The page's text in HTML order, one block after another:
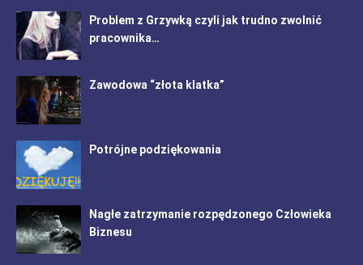
Problem z Grzywką czyli jak trudno zwolnić
pracownika…
Zawodowa “złota klatka”
Potrójne podziękowania
Nagłe zatrzymanie rozpędzonego Człowieka
Biznesu